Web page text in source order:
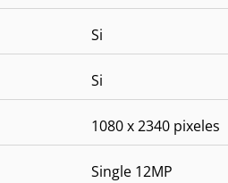
Si
Si
1080 x 2340 pixeles
Single 12MP